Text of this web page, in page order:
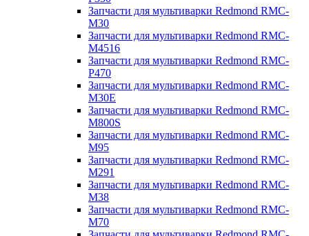
Запчасти для мультиварки Redmond RMC-
M30
Запчасти для мультиварки Redmond RMC-
M4516
Запчасти для мультиварки Redmond RMC-
P470
Запчасти для мультиварки Redmond RMC-
M30E
Запчасти для мультиварки Redmond RMC-
M800S
Запчасти для мультиварки Redmond RMC-
M95
Запчасти для мультиварки Redmond RMC-
M291
Запчасти для мультиварки Redmond RMC-
M38
Запчасти для мультиварки Redmond RMC-
M70